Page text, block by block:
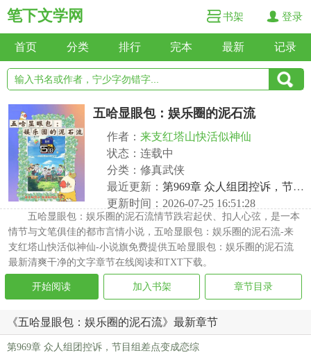
笔下文学网 书架 登录
首页 分类 排行 完本 最新 记录
五哈显眼包：娱乐圈的泥石流
作者： 来支红塔山快活似神仙
状态：连载中
分类：修真武侠
最近更新： 第969章 众人组团控诉，节目组差点变成恋综
更新时间：2026-07-25 16:51:28
五哈显眼包：娱乐圈的泥石流情节跌宕起伏、扣人心弦，是一本
情节与文笔俱佳的都市言情小说，五哈显眼包：娱乐圈的泥石流-来
支红塔山快活似神仙-小说旗免费提供五哈显眼包：娱乐圈的泥石流
最新清爽干净的文字章节在线阅读和TXT下载。
开始阅读 加入书架 章节目录
《五哈显眼包：娱乐圈的泥石流》最新章节
第969章 众人组团控诉，节目组差点变成恋综